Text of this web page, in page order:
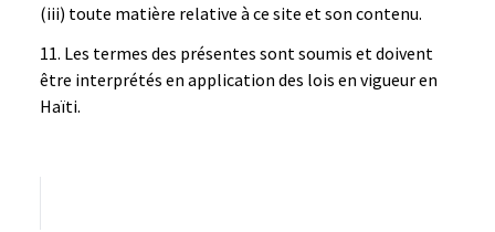
(iii) toute matière relative à ce site et son contenu.
Les termes des présentes sont soumis et doivent
être interprétés en application des lois en vigueur en
Haïti.